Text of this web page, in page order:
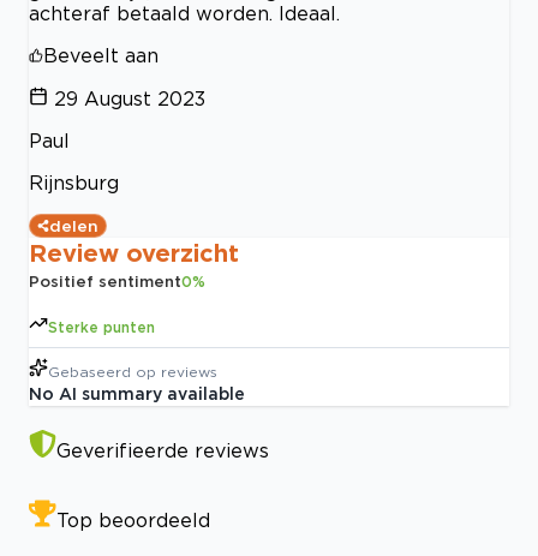
achteraf betaald worden. Ideaal.
Beveelt aan
29 August 2023
Paul
Rijnsburg
delen
Review overzicht
Positief sentiment0%
Sterke punten
Gebaseerd op reviews
No AI summary available
Geverifieerde reviews
Top beoordeeld